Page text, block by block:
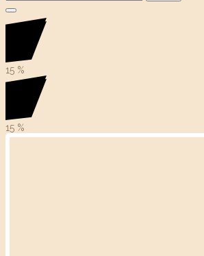
15 %
15 %